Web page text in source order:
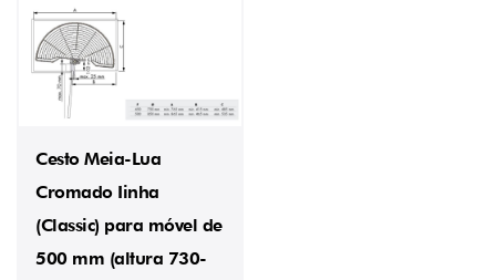
Cesto Meia-Lua
Cromado Iinha
(Classic) para móvel de
500 mm (altura 730-